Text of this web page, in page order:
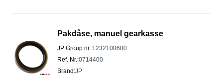
Pakdåse, manuel gearkasse
JP Group nr.:1232100600
Ref. Nr.:0714400
Brand :JP